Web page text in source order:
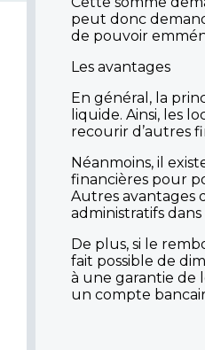
peut donc
de pouvoir
Les avantages
En général, la
liquide. Ainsi, les
recourir d’autres
Néanmoins, il
financières pour
Autres avantages
administratifs
De plus, si le
fait possible de
à une garantie de
un compte